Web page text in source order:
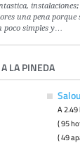
una pena porque
poco simples y…
LA PINEDA
Salou
A 2.49
( 95
( 49